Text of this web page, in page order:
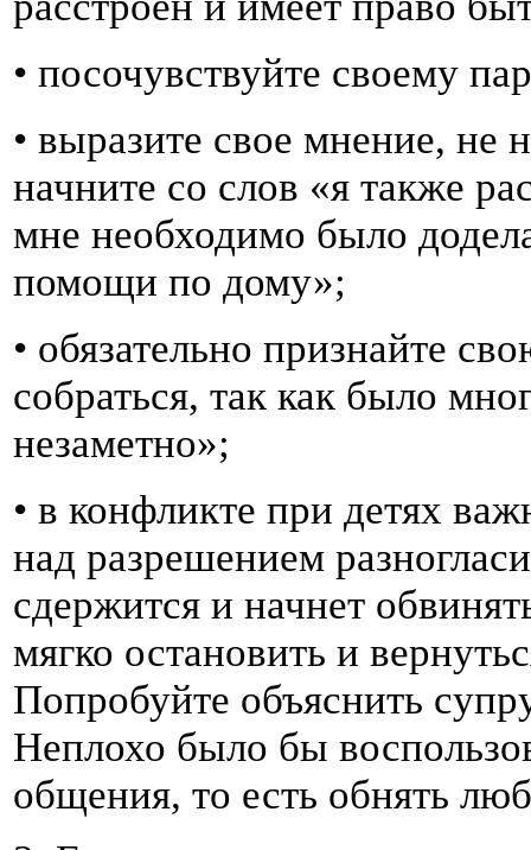
• посочувствуйте своему
• выразите свое мнение, не
начните со слов «я также
мне необходимо было
помощи по дому»;
• обязательно признайте
собраться, так как было
незаметно»;
• в конфликте при детях
над разрешением
сдержится и начнет
мягко остановить и
Попробуйте объяснить
Неплохо было бы
общения, то есть обнять